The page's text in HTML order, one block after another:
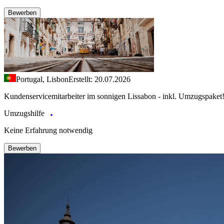
Bewerben
Portugal, LisbonErstellt: 20.07.2026
Kundenservicemitarbeiter im sonnigen Lissabon - inkl. Umzugspaket!
Umzugshilfe
Keine Erfahrung notwendig
Bewerben